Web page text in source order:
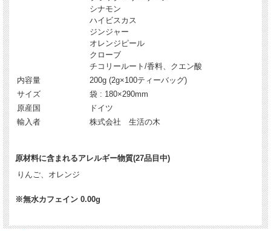
シナモン
ハイビスカス
ジンジャー
オレンジピール
クローブ
チコリールート/香料、クエン酸
内容量
200g (2g×100ティーバッグ)
サイズ
袋 : 180×290mm
原産国
ドイツ
輸入者
株式会社 生活の木
原材料に含まれるアレルギー物質(27品目中)
りんご、オレンジ
※無水カフェイン 0.00g